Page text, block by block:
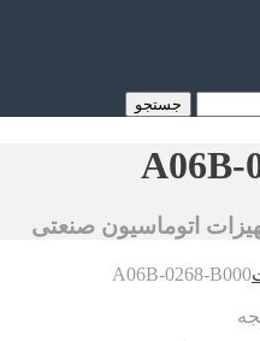
جستجو
A06B-
اتوماسیون صنعتی
A06B-0268-B000